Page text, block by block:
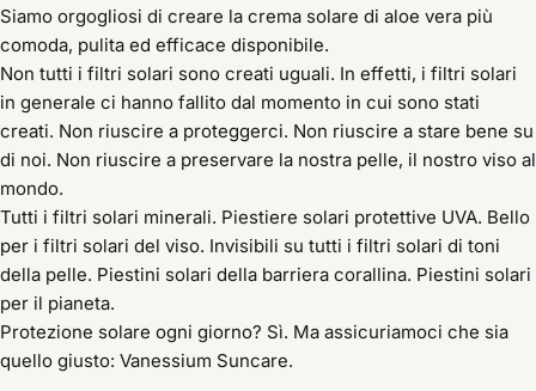
Siamo orgogliosi di creare la crema solare di aloe vera più
comoda, pulita ed efficace disponibile.
Non tutti i filtri solari sono creati uguali. In effetti, i filtri solari
in generale ci hanno fallito dal momento in cui sono stati
creati. Non riuscire a proteggerci. Non riuscire a stare bene su
di noi. Non riuscire a preservare la nostra pelle, il nostro viso al
mondo.
Tutti i filtri solari minerali. Piestiere solari protettive UVA. Bello
per i filtri solari del viso. Invisibili su tutti i filtri solari di toni
della pelle. Piestini solari della barriera corallina. Piestini solari
per il pianeta.
Protezione solare ogni giorno? Sì. Ma assicuriamoci che sia
quello giusto: Vanessium Suncare.